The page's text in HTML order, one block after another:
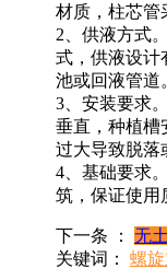
材质，柱芯管
2、供液方式
式，供液设计
池或回液管道
3、安装要求
垂直，种植槽
过大导致脱落
4、基础要求
筑，保证使用
下一条 ：
无
关键词： 螺